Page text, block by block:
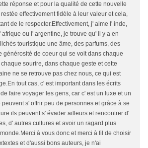
réponse et pour la qualité de cette nouvelle
effectivement fidèle à leur valeur et cela,
de le respecter.Effectivement, j' aime l' inde,
afrique ou l' argentine, je trouve qu' il y a en
touristique une âme, des parfums, des
générosité de coeur qui se voit dans chaque
sourire, dans chaque geste et cette
ne se retrouve pas chez nous, ce qui est
tout cas, c' est important dans les écrits
faire voyager les gens, car c' est un luxe et un
s' offrir peu de personnes et gràce à se
ils peuvent s' évader ailleurs et rencontrer d'
d' autres cultures et avoir un ragard plus
à vous donc et merci à fil de choisir
et d'aussi bons auteurs, je n'ai